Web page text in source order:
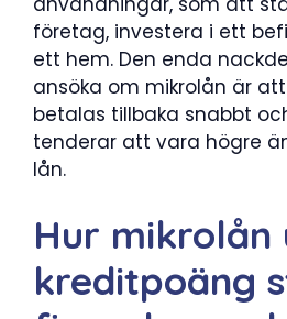
företag, investera i ett
ett hem. Den enda
ansöka om mikrolån är
betalas tillbaka snabbt
tenderar att vara högre
lån.
Hur mikrolån
kreditpoäng